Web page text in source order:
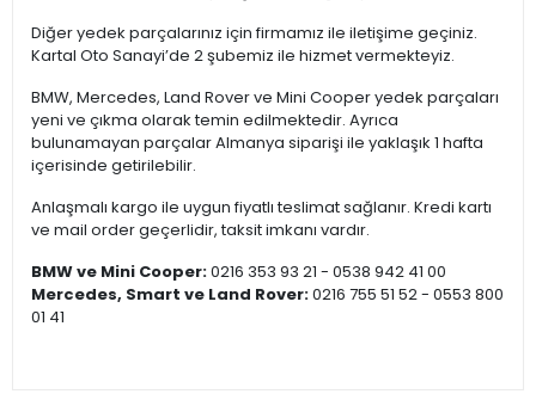
Diğer yedek parçalarınız için firmamız ile iletişime geçiniz.
Kartal Oto Sanayi’de 2 şubemiz ile hizmet vermekteyiz.
BMW, Mercedes, Land Rover ve Mini Cooper yedek parçaları
yeni ve çıkma olarak temin edilmektedir. Ayrıca
bulunamayan parçalar Almanya siparişi ile yaklaşık 1 hafta
içerisinde getirilebilir.
Anlaşmalı kargo ile uygun fiyatlı teslimat sağlanır. Kredi kartı
ve mail order geçerlidir, taksit imkanı vardır.
BMW ve Mini Cooper:0216 353 93 21 - 0538 942 41 00
Mercedes, Smart ve Land Rover:0216 755 51 52 - 0553 800
01 41